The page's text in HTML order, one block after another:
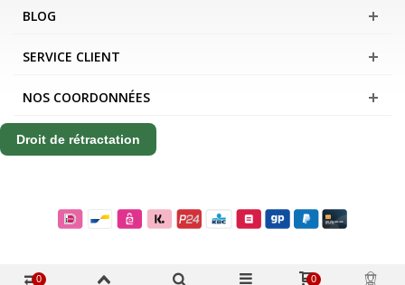
BLOG
SERVICE CLIENT
NOS COORDONNÉES
Droit de rétractation
0 0